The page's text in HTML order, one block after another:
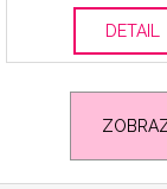
DETAIL